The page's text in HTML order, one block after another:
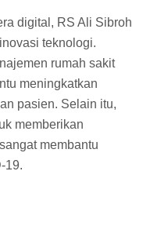
digital, RS Ali Sibroh
teknologi.
rumah sakit
meningkatkan
pasien. Selain itu,
memberikan
membantu
19.